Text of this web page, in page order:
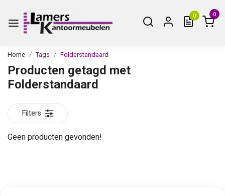
0 0
Home Tags Folderstandaard
Producten getagd met
Folderstandaard
Filters
Geen producten gevonden!